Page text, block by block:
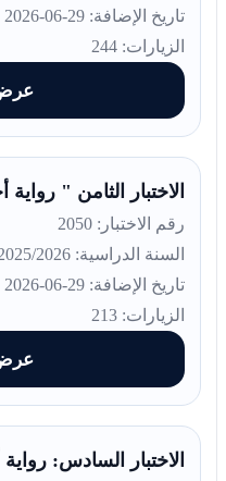
تاريخ الإضافة: 29-06-2026
الزيارات: 244
عرض
الاختبار الثامن "
رقم الاختبار: 2050
السنة الدراسية: 2025/2026
تاريخ الإضافة: 29-06-2026
الزيارات: 213
عرض
الاختبار السادس: